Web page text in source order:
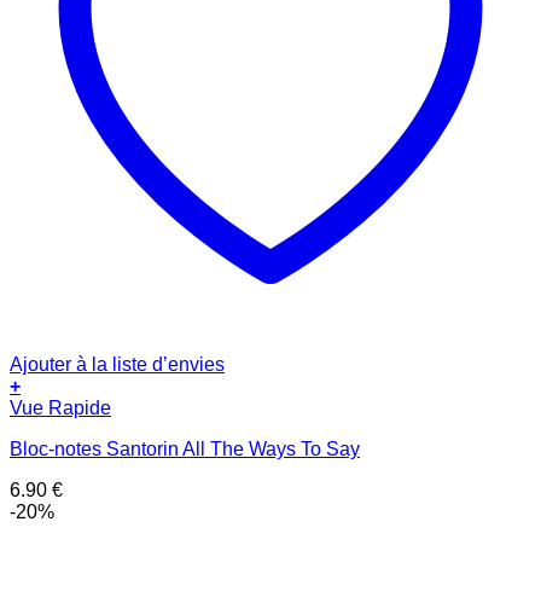
Ajouter à la liste d’envies
+
Vue Rapide
Bloc-notes Santorin All The Ways To Say
6.90 €
-20%